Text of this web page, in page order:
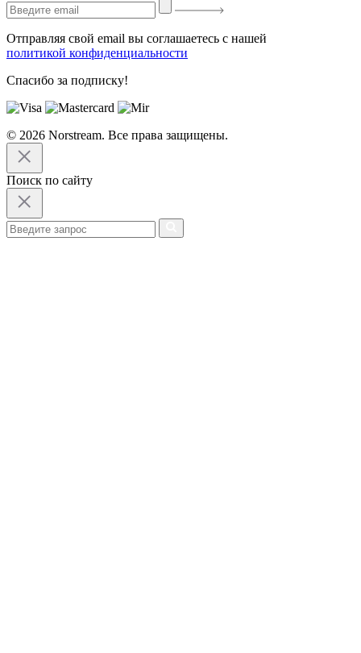
Отправляя свой email вы соглашаетесь с нашей
политикой конфиденциальности
Спасибо за подписку!
© 2026 Norstream. Все права защищены.
Поиск по сайту